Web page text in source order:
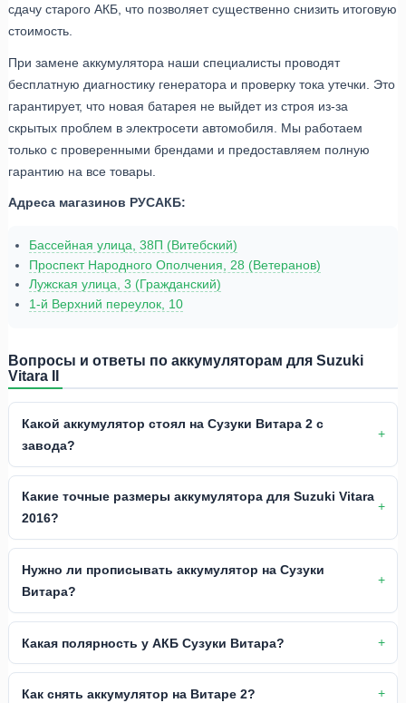
сдачу старого АКБ, что позволяет существенно снизить итоговую
стоимость.
При замене аккумулятора наши специалисты проводят
бесплатную диагностику генератора и проверку тока утечки. Это
гарантирует, что новая батарея не выйдет из строя из-за
скрытых проблем в электросети автомобиля. Мы работаем
только с проверенными брендами и предоставляем полную
гарантию на все товары.
Адреса магазинов РУСАКБ:
Бассейная улица, 38П (Витебский)
Проспект Народного Ополчения, 28 (Ветеранов)
Лужская улица, 3 (Гражданский)
1-й Верхний переулок, 10
Вопросы и ответы по аккумуляторам для Suzuki
Vitara II
Какой аккумулятор стоял на Сузуки Витара 2 с
завода?
Какие точные размеры аккумулятора для Suzuki Vitara
2016?
Нужно ли прописывать аккумулятор на Сузуки
Витара?
Какая полярность у АКБ Сузуки Витара?
Как снять аккумулятор на Витаре 2?